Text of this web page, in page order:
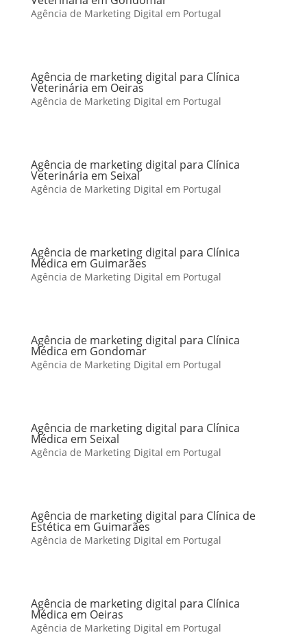
Agência de Marketing Digital em Portugal
Agência de marketing digital para Clínica
Veterinária em Oeiras
Agência de Marketing Digital em Portugal
Agência de marketing digital para Clínica
Veterinária em Seixal
Agência de Marketing Digital em Portugal
Agência de marketing digital para Clínica
Médica em Guimarães
Agência de Marketing Digital em Portugal
Agência de marketing digital para Clínica
Médica em Gondomar
Agência de Marketing Digital em Portugal
Agência de marketing digital para Clínica
Médica em Seixal
Agência de Marketing Digital em Portugal
Agência de marketing digital para Clínica de
Estética em Guimarães
Agência de Marketing Digital em Portugal
Agência de marketing digital para Clínica
Médica em Oeiras
Agência de Marketing Digital em Portugal